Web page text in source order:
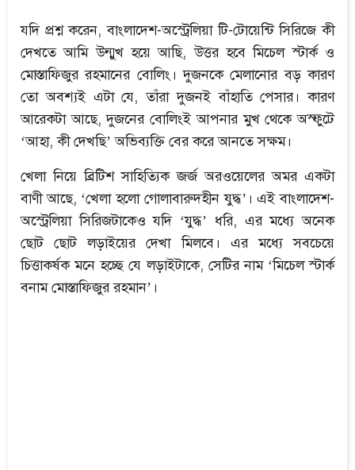
যদি প্রশ্ন করেন, বাংলাদেশ-অস্ট্রেলিয়া টি-টোয়েন্টি সিরিজে কী
দেখতে আমি উন্মুখ হয়ে আছি, উত্তর হবে মিচেল স্টার্ক ও
মোস্তাফিজুর রহমানের বোলিং। দুজনকে মেলানোর বড় কারণ
তো অবশ্যই এটা যে, তাঁরা দুজনই বাঁহাতি পেসার। কারণ
আরেকটা আছে, দুজনের বোলিংই আপনার মুখ থেকে অস্ফুটে
‘আহা, কী দেখছি’ অভিব্যক্তি বের করে আনতে সক্ষম।
খেলা নিয়ে ব্রিটিশ সাহিত্যিক জর্জ অরওয়েলের অমর একটা
বাণী আছে, ‘খেলা হলো গোলাবারুদহীন যুদ্ধ’। এই বাংলাদেশ-
অস্ট্রেলিয়া সিরিজটাকেও যদি ‘যুদ্ধ’ ধরি, এর মধ্যে অনেক
ছোট ছোট লড়াইয়ের দেখা মিলবে। এর মধ্যে সবচেয়ে
চিত্তাকর্ষক মনে হচ্ছে যে লড়াইটাকে, সেটির নাম ‘মিচেল স্টার্ক
বনাম মোস্তাফিজুর রহমান’।